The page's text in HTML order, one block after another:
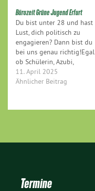
Politik und eine
gerechtere Zukunft.Komm
einfach vorbei – wir
freuen uns auf dich!
Bürozeit Grüne Jugend Erfurt
Du bist unter 28 und hast
Lust, dich politisch zu
engagieren? Dann bist du
bei uns genau richtig!Egal
ob Schülerin, Azubi,
Studentin oder schon im
Beruf – Hauptsache, du
gerechtere Zukunft.Komm
11. April 2025
Ähnlicher Beitrag
Termine